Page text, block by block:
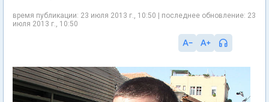
время публикации: 23 июля 2013 г., 10:50 | последнее обновление: 23
июля 2013 г., 10:50